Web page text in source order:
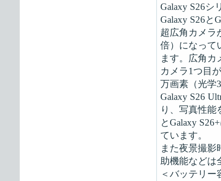
Galaxy S26シ
Galaxy S26と
超広角カメラ
倍）になって
ます。広角カ
カメラ1つ目
万画素（光学
Galaxy S26
り、写真性能
とGalaxy
ています。
また夜景撮影
助機能などは
＜バッテリー